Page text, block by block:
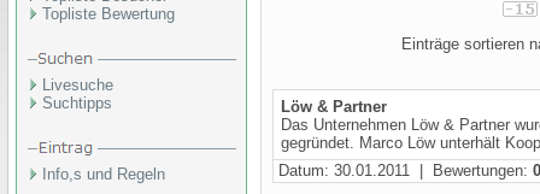
Topliste Bewertung
Livesuche
Suchtipps
Info,s und Regeln
Einträge sortieren
Löw & Partner
Das Unternehmen Löw & Partner
gegründet. Marco Löw unterhält
Datum: 30.01.2011 | Bewertungen: 0